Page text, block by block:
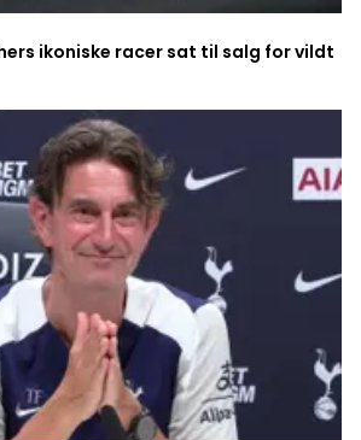
ikoniske racer sat til salg for vildt